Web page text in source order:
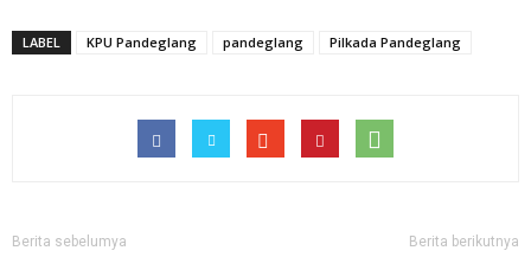
LABEL KPU Pandeglang pandeglang Pilkada Pandeglang
Berita sebelumya Berita berikutnya